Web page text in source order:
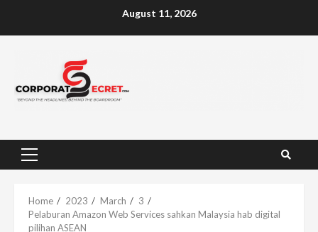
August 11, 2026
Primary
Home 2023 March
3
Pelaburan Amazon Web Services sahkan Malaysia hab digital
pilihan ASEAN